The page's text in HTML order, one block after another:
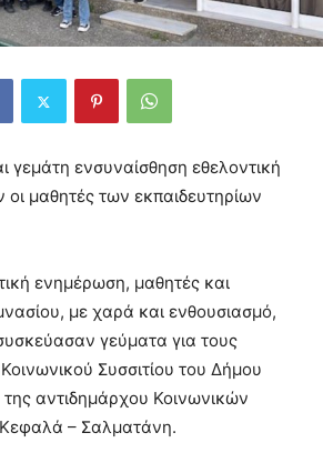
γεμάτη ενσυναίσθηση εθελοντική
μαθητές των εκπαιδευτηρίων
ενημέρωση, μαθητές και
με χαρά και ενθουσιασμό,
γεύματα για τους
Συσσιτίου του Δήμου
αντιδημάρχου Κοινωνικών
– Σαλματάνη.